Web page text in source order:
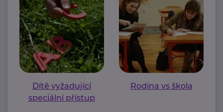
Dítě vyžadující
speciální přístup
Rodina vs škola